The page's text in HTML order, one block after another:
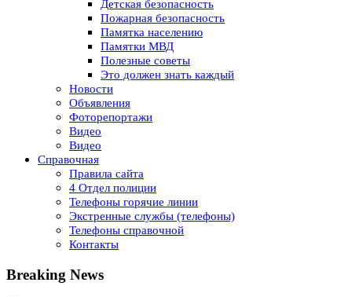
Детская безопасность
Пожарная безопасность
Памятка населению
Памятки МВД
Полезные советы
Это должен знать каждый
Новости
Объявления
Фоторепортажи
Видео
Видео
Справочная
Правила сайта
4 Отдел полиции
Телефоны горячие линии
Экстренные службы (телефоны)
Телефоны справочной
Контакты
Breaking News